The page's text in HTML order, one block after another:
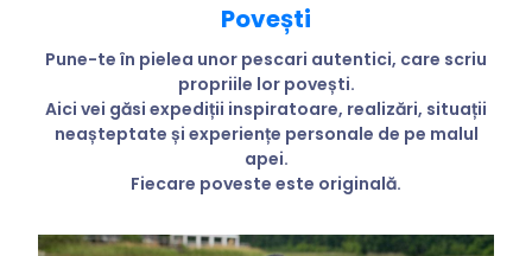
Deutsch
English
Español
Français
Italiano
Magyar
Pусский
Suomalainen
Svenska
Türk
Pagina de pornire
Blog
Despre aplicație
Fishsurfing
Povești
Pune-te în pielea unor pescari autentici, care scriu
propriile lor povești.
Aici vei găsi expediții inspiratoare, realizări, situații
neașteptate și experiențe personale de pe malul
apei.
Fiecare poveste este originală.